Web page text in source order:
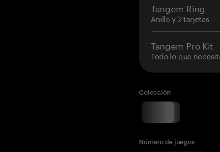
Tangem Ring
Anillo y 2 tarjetas
Tangem Pro Kit
Todo lo que
Colección
Número de juegos